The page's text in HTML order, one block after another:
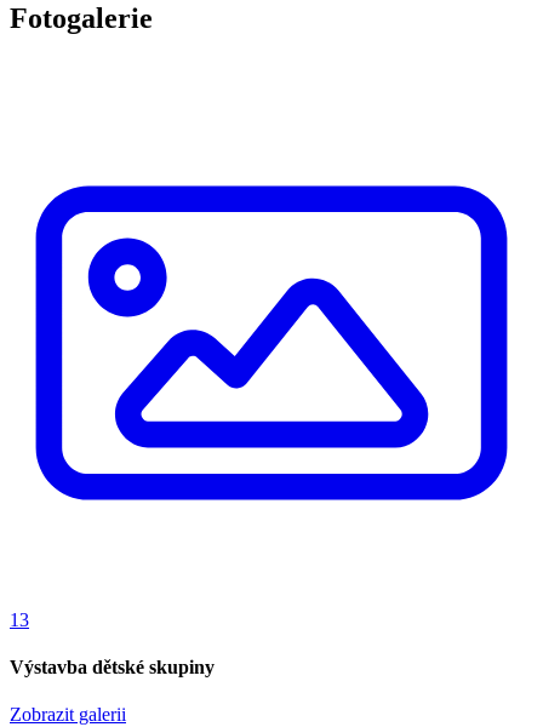
Fotogalerie
13
Výstavba dětské skupiny
Zobrazit galerii